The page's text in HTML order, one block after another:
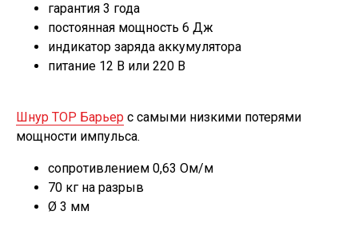
гарантия 3 года
постоянная мощность 6 Дж
индикатор заряда аккумулятора
питание 12 В или 220 В
Шнур ТОР Барьер с самыми низкими потерями
мощности импульса.
сопротивлением 0,63 Ом/м
70 кг на разрыв
Ø 3 мм